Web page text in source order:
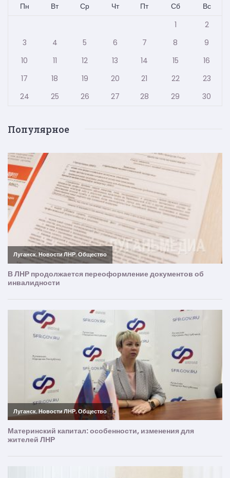
Пн
Вт Ср Чт Пт Сб
Вс
1
2
3
4 5 6 7 8
9
10
11 12 13 14 15
16
17
18 19 20 21 22
23
24
25 26 27 28 29 30
Популярное